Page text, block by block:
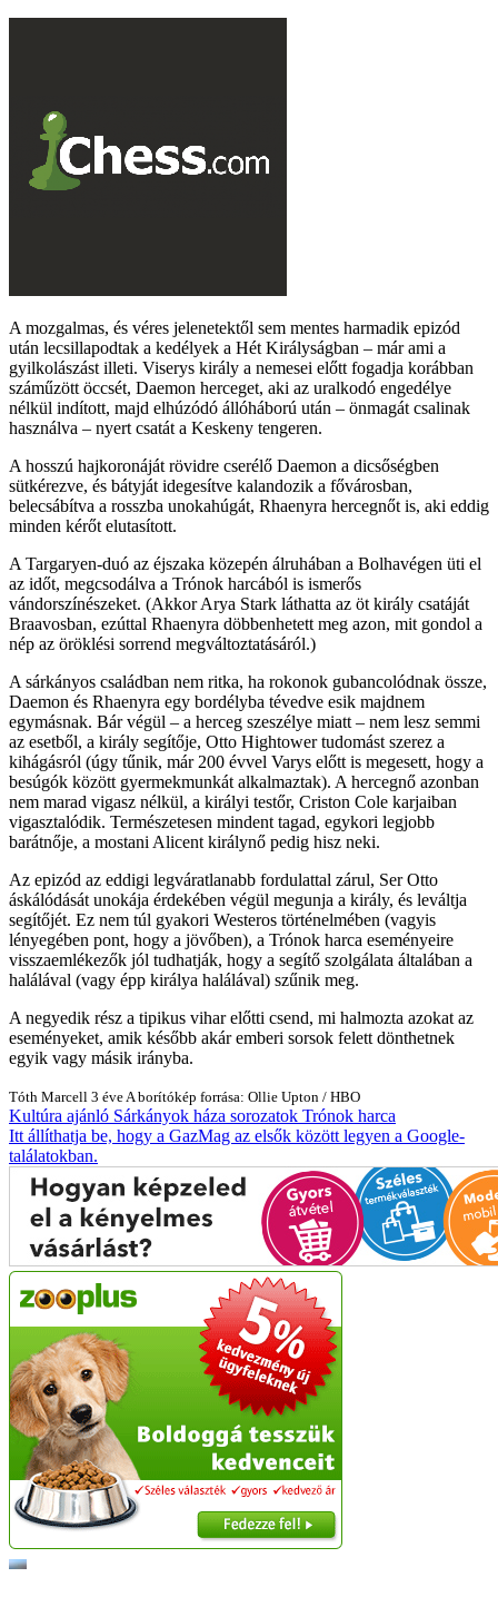
A mozgalmas, és véres jelenetektől sem mentes harmadik epizód
után lecsillapodtak a kedélyek a Hét Királyságban – már ami a
gyilkolászást illeti. Viserys király a nemesei előtt fogadja korábban
száműzött öccsét, Daemon herceget, aki az uralkodó engedélye
nélkül indított, majd elhúzódó állóháború után – önmagát csalinak
használva – nyert csatát a Keskeny tengeren.
A hosszú hajkoronáját rövidre cserélő Daemon a dicsőségben
sütkérezve, és bátyját idegesítve kalandozik a fővárosban,
belecsábítva a rosszba unokahúgát, Rhaenyra hercegnőt is, aki eddig
minden kérőt elutasított.
A Targaryen-duó az éjszaka közepén álruhában a Bolhavégen üti el
az időt, megcsodálva a Trónok harcából is ismerős
vándorszínészeket. (Akkor Arya Stark láthatta az öt király csatáját
Braavosban, ezúttal Rhaenyra döbbenhetett meg azon, mit gondol a
nép az öröklési sorrend megváltoztatásáról.)
A sárkányos családban nem ritka, ha rokonok gubancolódnak össze,
Daemon és Rhaenyra egy bordélyba tévedve esik majdnem
egymásnak. Bár végül – a herceg szeszélye miatt – nem lesz semmi
az esetből, a király segítője, Otto Hightower tudomást szerez a
kihágásról (úgy tűnik, már 200 évvel Varys előtt is megesett, hogy a
besúgók között gyermekmunkát alkalmaztak). A hercegnő azonban
nem marad vigasz nélkül, a királyi testőr, Criston Cole karjaiban
vigasztalódik. Természetesen mindent tagad, egykori legjobb
barátnője, a mostani Alicent királynő pedig hisz neki.
Az epizód az eddigi legváratlanabb fordulattal zárul, Ser Otto
áskálódását unokája érdekében végül megunja a király, és leváltja
segítőjét. Ez nem túl gyakori Westeros történelmében (vagyis
lényegében pont, hogy a jövőben), a Trónok harca eseményeire
visszaemlékezők jól tudhatják, hogy a segítő szolgálata általában a
halálával (vagy épp királya halálával) szűnik meg.
A negyedik rész a tipikus vihar előtti csend, mi halmozta azokat az
eseményeket, amik később akár emberi sorsok felett dönthetnek
egyik vagy másik irányba.
Tóth Marcell 3 éve A borítókép forrása: Ollie Upton / HBO
Kultúra ajánló Sárkányok háza sorozatok Trónok harca
Itt állíthatja be, hogy a GazMag az elsők között legyen a Google-
találatokban.